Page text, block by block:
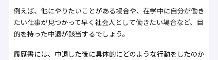
例えば、他にやりたいことがある場合や、在学中に自分が働き
たい仕事が見つかって早く社会人として働きたい場合など、目
的を持った中退が該当するでしょう。
履歴書には、中退した後に具体的にどのような行動をしたのか